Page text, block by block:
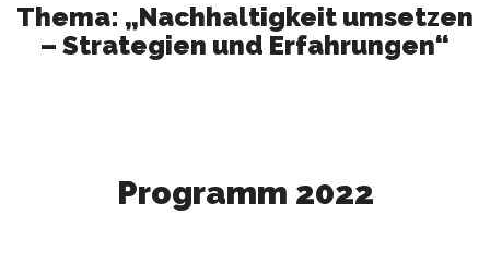
Thema: „Nachhaltigkeit umsetzen
– Strategien und Erfahrungen“
Programm 2022